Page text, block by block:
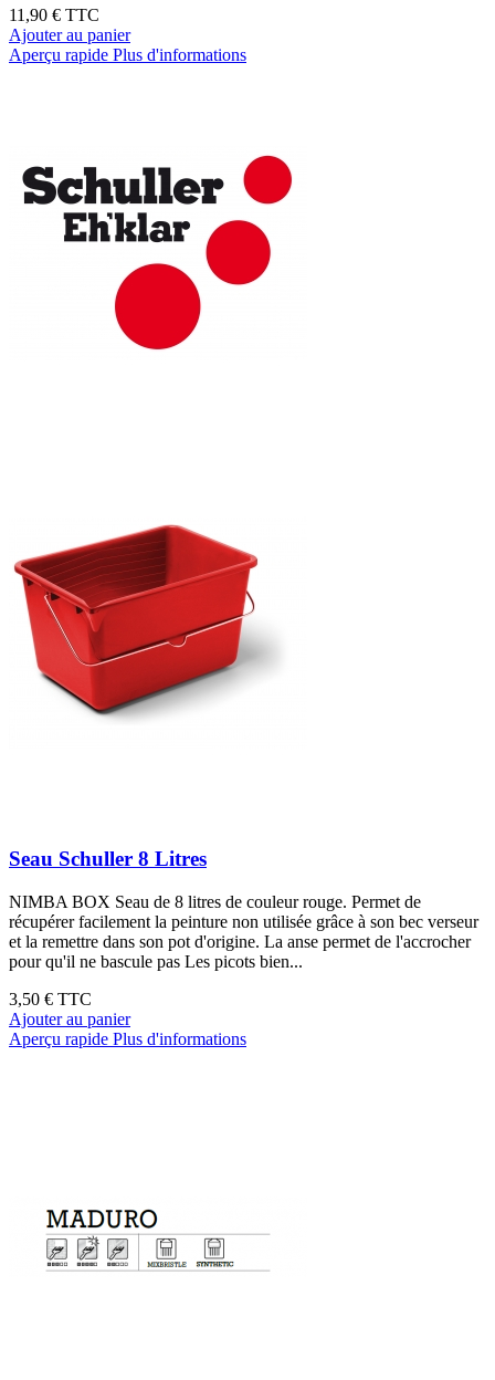
11,90 € TTC
Ajouter au panier
Aperçu rapide Plus d'informations
Seau Schuller 8 Litres
NIMBA BOX Seau de 8 litres de couleur rouge. Permet de
récupérer facilement la peinture non utilisée grâce à son bec verseur
et la remettre dans son pot d'origine. La anse permet de l'accrocher
pour qu'il ne bascule pas Les picots bien...
3,50 € TTC
Ajouter au panier
Aperçu rapide Plus d'informations